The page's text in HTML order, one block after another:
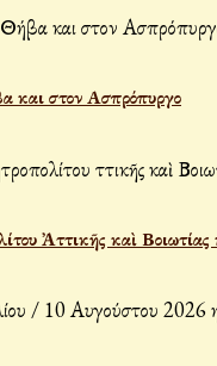
και στον Ασπρόπυργο
Ἀττικῆς καὶ